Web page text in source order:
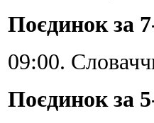
Поєдинок за
09:00.
Поєдинок за